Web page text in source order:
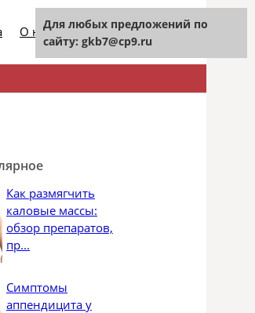
О нашем проекте
Как размягчить
каловые массы:
обзор препаратов,
пр...
Симптомы
аппендицита у
Для любых предложений по
сайту: gkb7@cp9.ru